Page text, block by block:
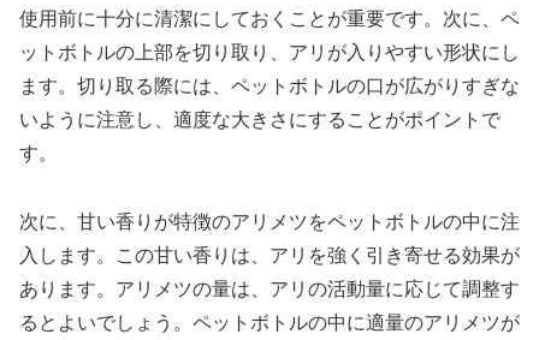
使用前に十分に清潔にしておくことが重要です。次に、ペ
ットボトルの上部を切り取り、アリが入りやすい形状にし
ます。切り取る際には、ペットボトルの口が広がりすぎな
いように注意し、適度な大きさにすることがポイントで
す。
次に、甘い香りが特徴のアリメツをペットボトルの中に注
入します。この甘い香りは、アリを強く引き寄せる効果が
あります。アリメツの量は、アリの活動量に応じて調整す
るとよいでしょう。ペットボトルの中に適量のアリメツが